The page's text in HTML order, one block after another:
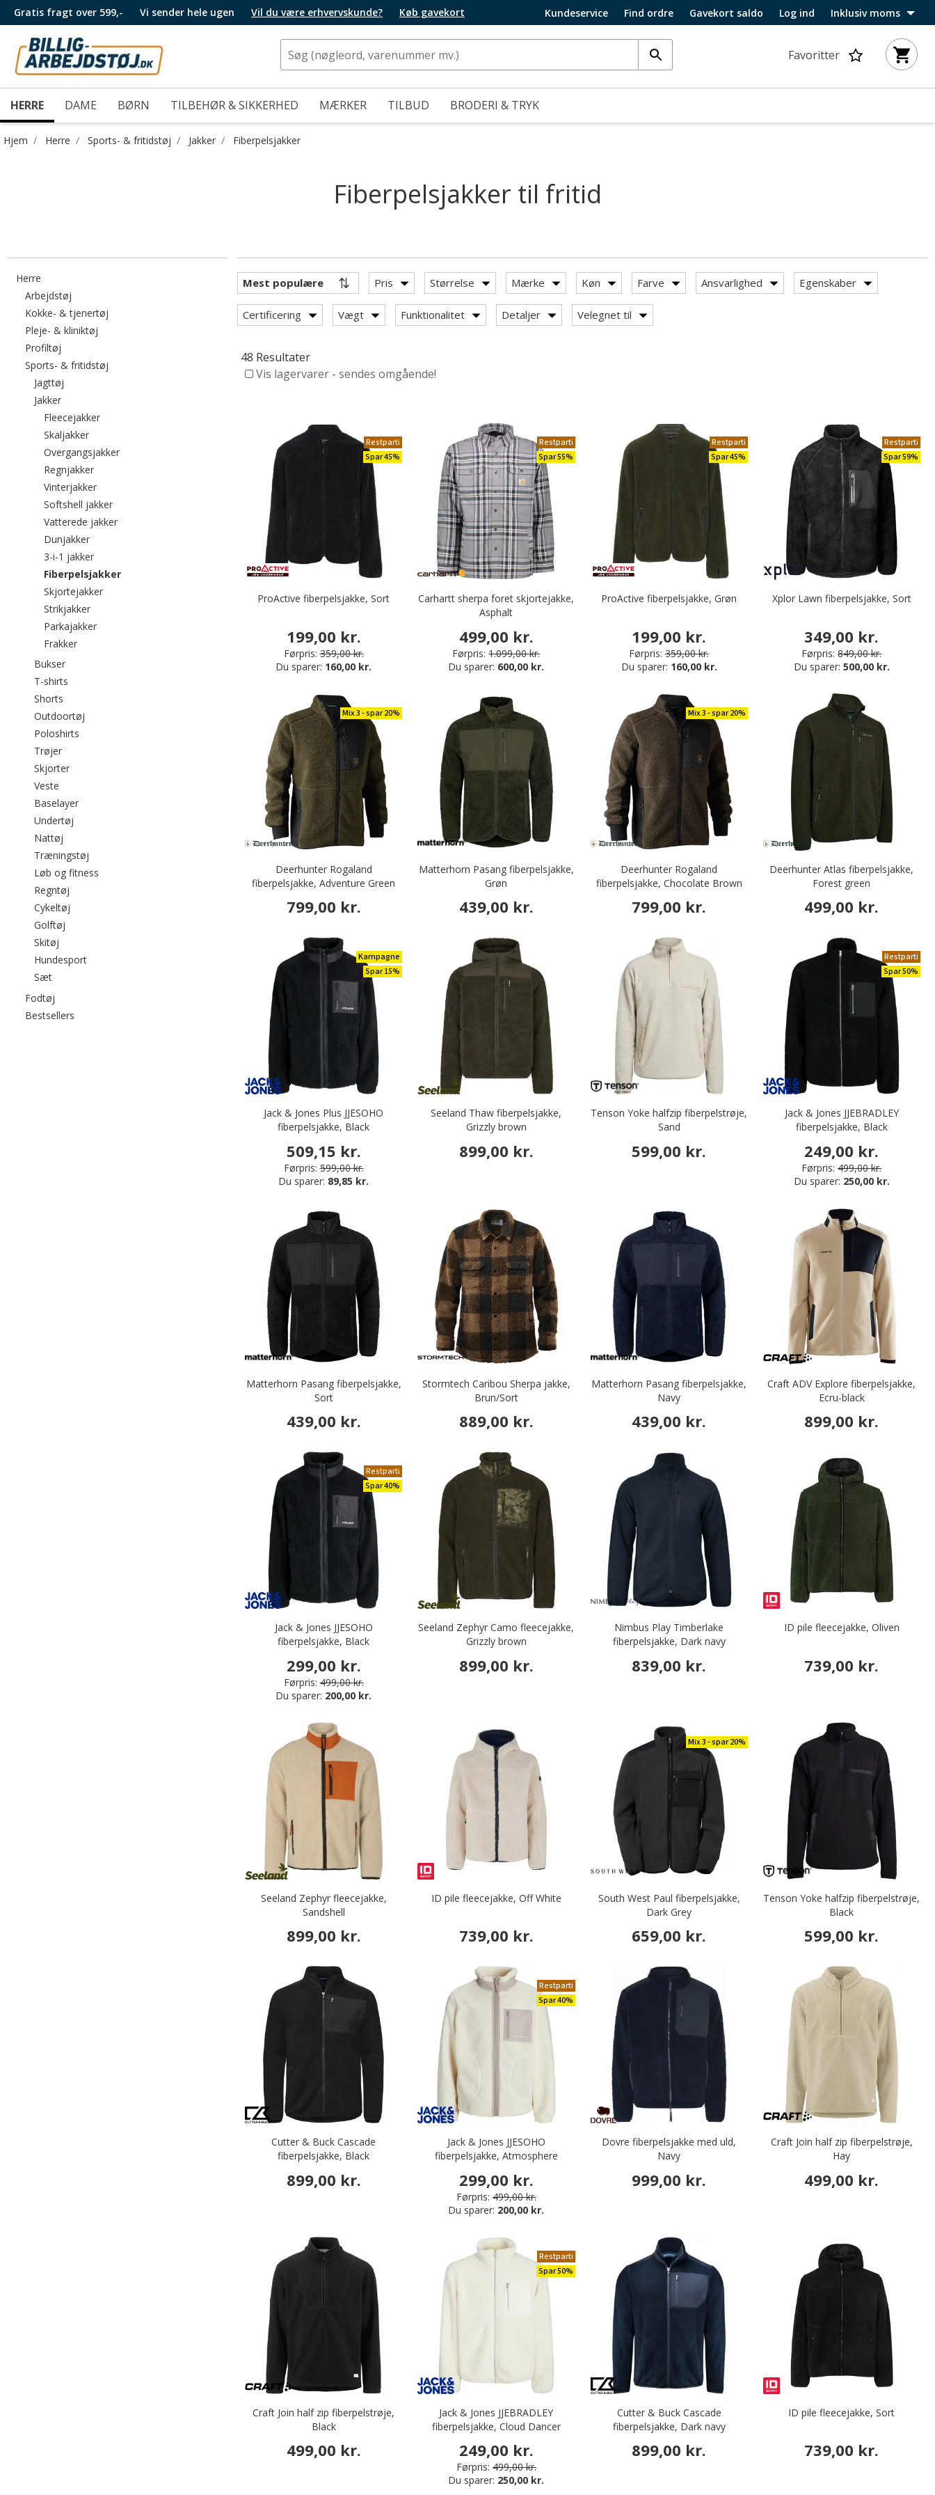
Gratis fragt over 599,- Vi sender hele ugen Vil du være erhvervskunde? Køb gavekort Kundeservice Find ordre Gavekort saldo Log ind Inklusiv moms
Favoritter
HERRE DAME BØRN TILBEHØR & SIKKERHED MÆRKER TILBUD BRODERI & TRYK
Hjem Herre Sports- & fritidstøj Jakker Fiberpelsjakker
Fiberpelsjakker til fritid
Herre
Arbejdstøj
Kokke- & tjenertøj Filtrér efter category: Kokke- & tjenertøj
Pleje- & kliniktøj Filtrér efter category: Pleje- & kliniktøj
Profiltøj
Sports- & fritidstøj Filtrér efter category: Sports- & fritidstøj
Jagttøj
JakkerFiltrér efter category: Jakker
FleecejakkerFiltrér efter category: Fleecejakker
SkaljakkerFiltrér efter category: Skaljakker
OvergangsjakkerFiltrér efter category: Overgangsjakker
RegnjakkerFiltrér efter category: Regnjakker
VinterjakkerFiltrér efter category: Vinterjakker
Softshell jakkerFiltrér efter category: Softshell jakker
Vatterede jakkerFiltrér efter category: Vatterede jakker
DunjakkerFiltrér efter category: Dunjakker
3-i-1 jakkerFiltrér efter category: 3-i-1 jakker
Fiberpelsjakkervalgte I øjeblikket sorteret efter category: Fiberpelsjakker
SkjortejakkerFiltrér efter category: Skjortejakker
StrikjakkerFiltrér efter category: Strikjakker
ParkajakkerFiltrér efter category: Parkajakker
FrakkerFiltrér efter category: Frakker
BukserFiltrér efter category: Bukser
T-shirts
Shorts
Outdoortøj
Poloshirts
TrøjerFiltrér efter category: Trøjer
SkjorterFiltrér efter category: Skjorter
Veste
BaselayerFiltrér efter category: Baselayer
Undertøj
Nattøj
Træningstøj
Løb og fitness
Regntøj
Cykeltøj
Golftøj
Skitøj
HundesportFiltrér efter category: Hundesport
SætFiltrér efter category: Sæt
Fodtøj
Bestsellers
Pris Størrelse Mærke Køn Farve Ansvarlighed Egenskaber
Certificering Vægt Funktionalitet Detaljer Velegnet til
48 Resultater
Vis lagervarer - sendes omgående!
Restparti
Spar 45%
ProActive fiberpelsjakke, Sort
199,00 kr.
Førpris: 359,00 kr.
Du sparer: 160,00 kr.
Restparti
Spar 55%
Carhartt sherpa foret skjortejakke,
Asphalt
499,00 kr.
Førpris: 1.099,00 kr.
Du sparer: 600,00 kr.
Restparti
Spar 45%
ProActive fiberpelsjakke, Grøn
199,00 kr.
Førpris: 359,00 kr.
Du sparer: 160,00 kr.
Restparti
Spar 59%
Xplor Lawn fiberpelsjakke, Sort
349,00 kr.
Førpris: 849,00 kr.
Du sparer: 500,00 kr.
Mix 3 - spar 20%
Deerhunter Rogaland
fiberpelsjakke, Adventure Green
799,00 kr.
Matterhorn Pasang fiberpelsjakke,
Grøn
439,00 kr.
Mix 3 - spar 20%
Deerhunter Rogaland
fiberpelsjakke, Chocolate Brown
799,00 kr.
Deerhunter Atlas fiberpelsjakke,
Forest green
499,00 kr.
Kampagne
Spar 15%
Jack & Jones Plus JJESOHO
fiberpelsjakke, Black
509,15 kr.
Førpris: 599,00 kr.
Du sparer: 89,85 kr.
Seeland Thaw fiberpelsjakke,
Grizzly brown
899,00 kr.
Tenson Yoke halfzip fiberpelstrøje,
Sand
599,00 kr.
Restparti
Spar 50%
Jack & Jones JJEBRADLEY
fiberpelsjakke, Black
249,00 kr.
Førpris: 499,00 kr.
Du sparer: 250,00 kr.
Matterhorn Pasang fiberpelsjakke,
Sort
439,00 kr.
Stormtech Caribou Sherpa jakke,
Brun/Sort
889,00 kr.
Matterhorn Pasang fiberpelsjakke,
Navy
439,00 kr.
Craft ADV Explore fiberpelsjakke,
Ecru-black
899,00 kr.
Restparti
Spar 40%
Jack & Jones JJESOHO
fiberpelsjakke, Black
299,00 kr.
Førpris: 499,00 kr.
Du sparer: 200,00 kr.
Seeland Zephyr Camo fleecejakke,
Grizzly brown
899,00 kr.
Nimbus Play Timberlake
fiberpelsjakke, Dark navy
839,00 kr.
ID pile fleecejakke, Oliven
739,00 kr.
Seeland Zephyr fleecejakke,
Sandshell
899,00 kr.
ID pile fleecejakke, Off White
739,00 kr.
Mix 3 - spar 20%
South West Paul fiberpelsjakke,
Dark Grey
659,00 kr.
Tenson Yoke halfzip fiberpelstrøje,
Black
599,00 kr.
Cutter & Buck Cascade
fiberpelsjakke, Black
899,00 kr.
Restparti
Spar 40%
Jack & Jones JJESOHO
fiberpelsjakke, Atmosphere
299,00 kr.
Førpris: 499,00 kr.
Du sparer: 200,00 kr.
Dovre fiberpelsjakke med uld,
Navy
999,00 kr.
Craft Join half zip fiberpelstrøje,
Hay
499,00 kr.
Craft Join half zip fiberpelstrøje,
Black
499,00 kr.
Restparti
Spar 50%
Jack & Jones JJEBRADLEY
fiberpelsjakke, Cloud Dancer
249,00 kr.
Førpris: 499,00 kr.
Du sparer: 250,00 kr.
Cutter & Buck Cascade
fiberpelsjakke, Dark navy
899,00 kr.
ID pile fleecejakke, Sort
739,00 kr.